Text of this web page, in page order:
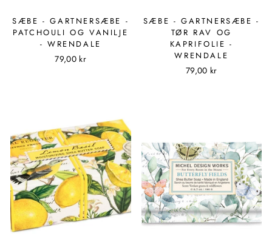
SÆBE - GARTNERSÆBE -
PATCHOULI OG VANILJE
- WRENDALE
79,00 kr
SÆBE - GARTNERSÆBE -
TØR RAV OG
KAPRIFOLIE -
WRENDALE
79,00 kr